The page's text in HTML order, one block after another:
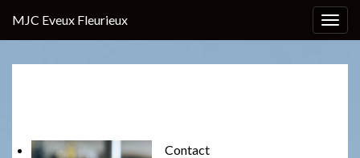
T
o
g
MJC Eveux Fleurieux
Contact